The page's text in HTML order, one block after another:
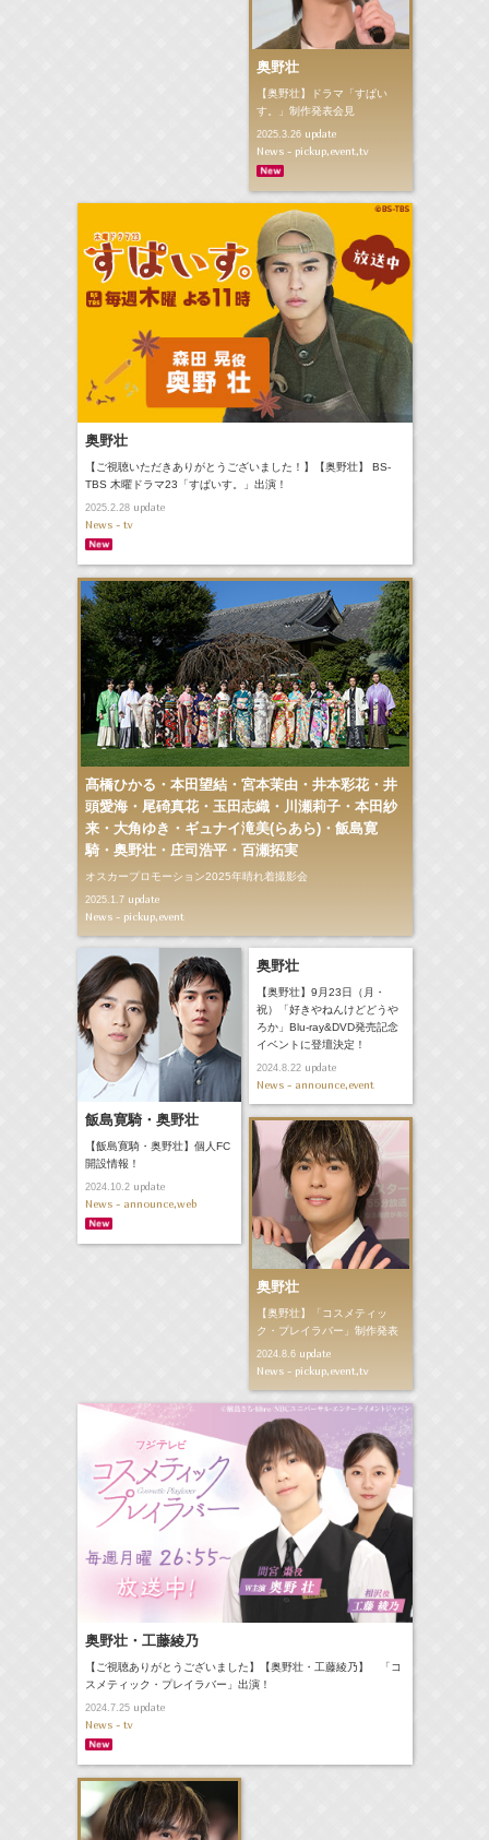
奥野壮
【奥野壮】ドラマ「すぱい
す。」制作発表会見
2025.3.26update
News - pickup,event,tv
奥野壮
【ご視聴いただきありがとうございました！】【奥野壮】 BS-
TBS 木曜ドラマ23「すぱいす。」出演！
2025.2.28update
News - tv
髙橋ひかる・本田望結・宮本茉由・井本彩花・井
頭愛海・尾碕真花・玉田志織・川瀬莉子・本田紗
来・大角ゆき・ギュナイ滝美(らあら)・飯島寛
騎・奥野壮・庄司浩平・百瀬拓実
オスカープロモーション2025年晴れ着撮影会
2025.1.7update
News - pickup,event
飯島寛騎・奥野壮
【飯島寛騎・奥野壮】個人FC
開設情報！
2024.10.2update
News - announce,web
奥野壮
【奥野壮】9月23日（月・
祝）「好きやねんけどどうや
ろか」Blu-ray&DVD発売記念
イベントに登壇決定！
2024.8.22update
News - announce,event
奥野壮
【奥野壮】「コスメティッ
ク・プレイラバー」制作発表
2024.8.6update
News - pickup,event,tv
奥野壮・工藤綾乃
【ご視聴ありがとうございました】【奥野壮・工藤綾乃】 「コ
スメティック・プレイラバー」出演！
2024.7.25update
News - tv